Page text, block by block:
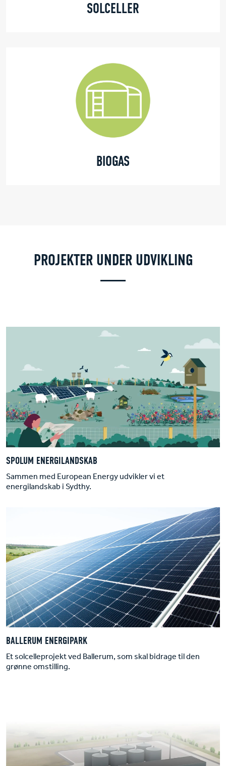
SOLCELLER
BIOGAS
PROJEKTER UNDER UDVIKLING
SPOLUM ENERGILANDSKAB
Sammen med European Energy udvikler vi et
energilandskab i Sydthy.
BALLERUM ENERGIPARK
Et solcelleprojekt ved Ballerum, som skal bidrage til den
grønne omstilling.